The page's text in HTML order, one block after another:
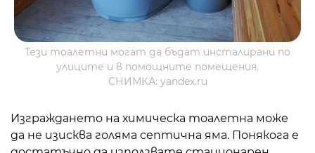
Тези тоалетни могат да бъдат инсталирани по
улиците и в помощните помещения.
СНИМКА: yandex.ru
Изграждането на химическа тоалетна може
да не изисква голяма септична яма. Понякога е